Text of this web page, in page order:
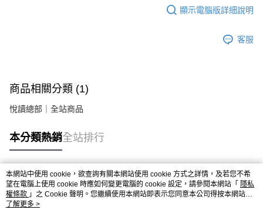
顯示電腦版詳細說明
客服
商品相關分類 (1)
悅讀總部｜全站商品
本分類熱銷全站排行
熱門標籤
本網站中使用 cookie，欲查詢有關本網站使用 cookie 方式之詳情，及若您不希
望在電腦上使用 cookie 時應如何變更電腦的 cookie 設定，請參閱本網站「 隱私
權條款 」之 Cookie 聲明。您繼續使用本網站即表示您同意本公司得按本網站使
用條款之 Cookie 聲明使用 cookie。
了解更多 >